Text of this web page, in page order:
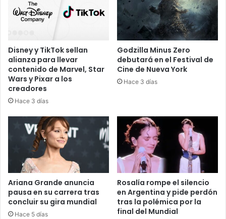
Disney y TikTok sellan
alianza para llevar
contenido de Marvel, Star
Wars y Pixar a los
creadores
Hace 3 días
Godzilla Minus Zero
debutará en el Festival de
Cine de Nueva York
Hace 3 días
Ariana Grande anuncia
pausa en su carrera tras
concluir su gira mundial
Hace 5 días
Rosalía rompe el silencio
en Argentina y pide perdón
tras la polémica por la
final del Mundial